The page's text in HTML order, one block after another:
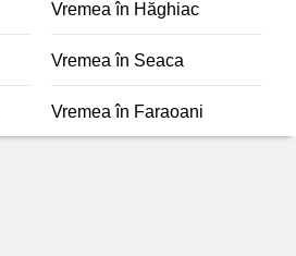
Vremea în Hăghiac
Vremea în Seaca
Vremea în Faraoani